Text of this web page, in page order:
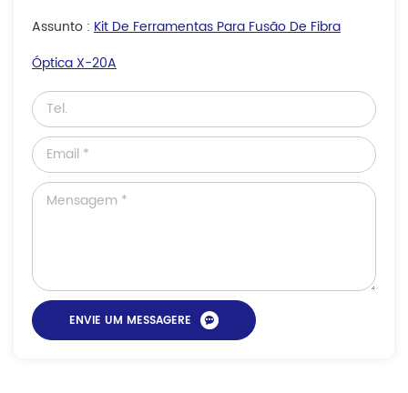
Assunto : Kit De Ferramentas Para Fusão De Fibra
Óptica X-20A